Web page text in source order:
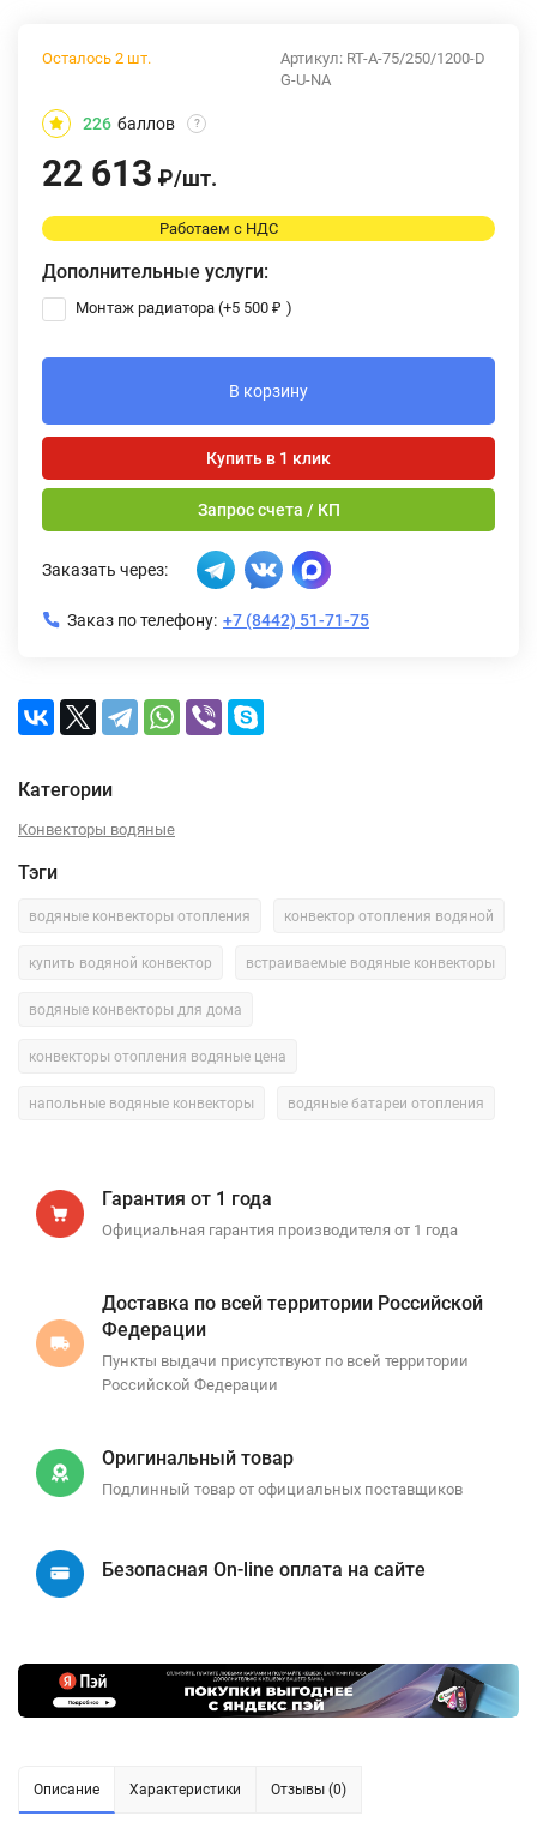
Артикул: RT-A-75/250/1200-D
G-U-NA
Осталось 2 шт.
226 баллов ?
22 613 ₽/шт.
Работаем с НДС
Дополнительные услуги:
Монтаж радиатора (+5 500 ₽ )
В корзину
Купить в 1 клик
Запрос счета / КП
Заказать через:
Заказ по телефону: +7 (8442) 51-71-75
Категории
Конвекторы водяные
Тэги
водяные конвекторы отопления конвектор отопления водяной
купить водяной конвектор встраиваемые водяные конвекторы
водяные конвекторы для дома
конвекторы отопления водяные цена
напольные водяные конвекторы водяные батареи отопления
Гарантия от 1 года
Официальная гарантия производителя от 1 года
Доставка по всей территории Российской
Федерации
Пункты выдачи присутствуют по всей территории
Российской Федерации
Оригинальный товар
Подлинный товар от официальных поставщиков
Безопасная On-line оплата на сайте
Описание Характеристики Отзывы (0)